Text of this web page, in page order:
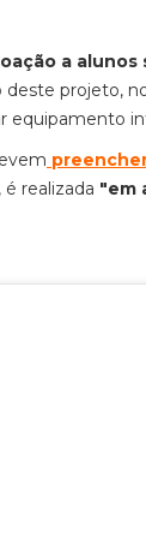
a alunos
projeto,
equipamento
realizada "em